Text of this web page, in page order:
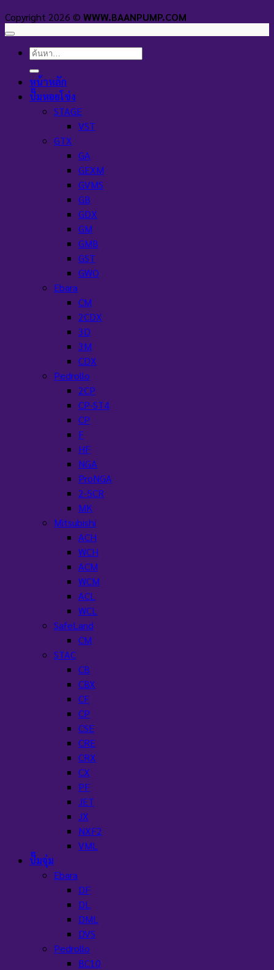
Copyright 2026 © WWW.BAANPUMP.COM
ค้นหา:
หน้าหลัก
ปั๊มหอยโข่ง
STAGE
VST
GTX
GA
GEXM
GVMS
GB
GDX
GM
GMB
GST
GWO
Ebara
CM
2CDX
3D
3M
CDX
Pedrollo
2CP
CP-ST4
CP
F
HF
NGA
ProNGA
2-5CR
MK
Mitsubishi
ACH
WCH
ACM
WCM
ACL
WCL
SafeLand
CM
STAC
CB
CBX
CF
CP
CSE
CRE
CRX
CX
PF
JET
JX
NXF2
VML
ปั๊มจุ่ม
Ebara
DF
DL
DML
DVS
Pedrollo
BC10